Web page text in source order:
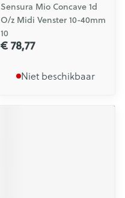
Sensura Mio Concave 1d
O/z Midi Venster 10-40mm
10
€ 78,77
Niet beschikbaar